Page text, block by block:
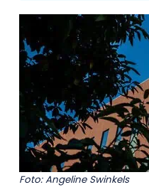
Foto: Angeline Swinkels